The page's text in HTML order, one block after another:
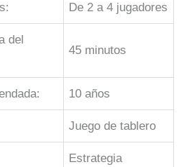
De 2 a 4 jugadores
del
45 minutos
10 años
Juego de tablero
Estrategia